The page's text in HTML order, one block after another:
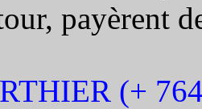
payèrent
(+